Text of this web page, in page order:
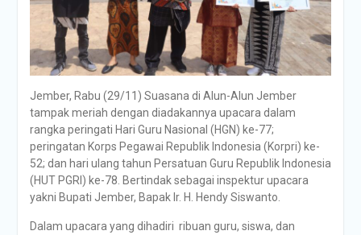
Jember, Rabu (29/11) Suasana di Alun-Alun Jember
tampak meriah dengan diadakannya upacara dalam
rangka peringati Hari Guru Nasional (HGN) ke-77;
peringatan Korps Pegawai Republik Indonesia (Korpri) ke-
52; dan hari ulang tahun Persatuan Guru Republik Indonesia
(HUT PGRI) ke-78. Bertindak sebagai inspektur upacara
yakni Bupati Jember, Bapak Ir. H. Hendy Siswanto.
Dalam upacara yang dihadiri ribuan guru, siswa, dan